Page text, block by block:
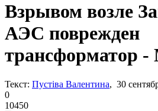
Взрывом возле
АЭС поврежден
трансформатор
Текст: Пустіва Валентина, 30
0
10450